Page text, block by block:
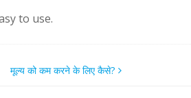
to use.
मूल्य को कम करने के लिए कैसे?